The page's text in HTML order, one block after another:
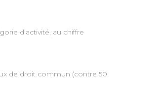
d’activité, au chiffre
de droit commun (contre 50